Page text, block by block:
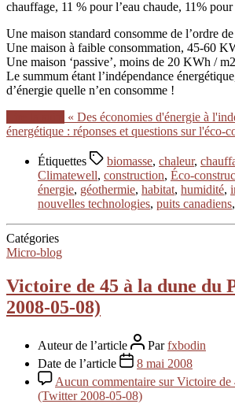
chauffage, 11 % pour l’eau chaude, 11% pour
Une maison standard consomme de l’ordre
Une maison à faible consommation, 45-60
Une maison ‘passive’, moins de 20 KWh /
Le summum étant l’indépendance
d’énergie quelle n’en consomme !
« Des économies d'énergie à
énergétique : réponses et questions sur l'éco-
Étiquettes biomasse, chaleur,
Climatewell, construction, Éco-
énergie, géothermie, habitat, humidité,
nouvelles technologies, puits canadiens,
Catégories
Micro-blog
Victoire de 45 à la dune du
2008-05-08)
Auteur de l’article Parfxbodin
Date de l’article
8 mai 2008
Aucun commentaire sur Victoire de
(Twitter 2008-05-08)